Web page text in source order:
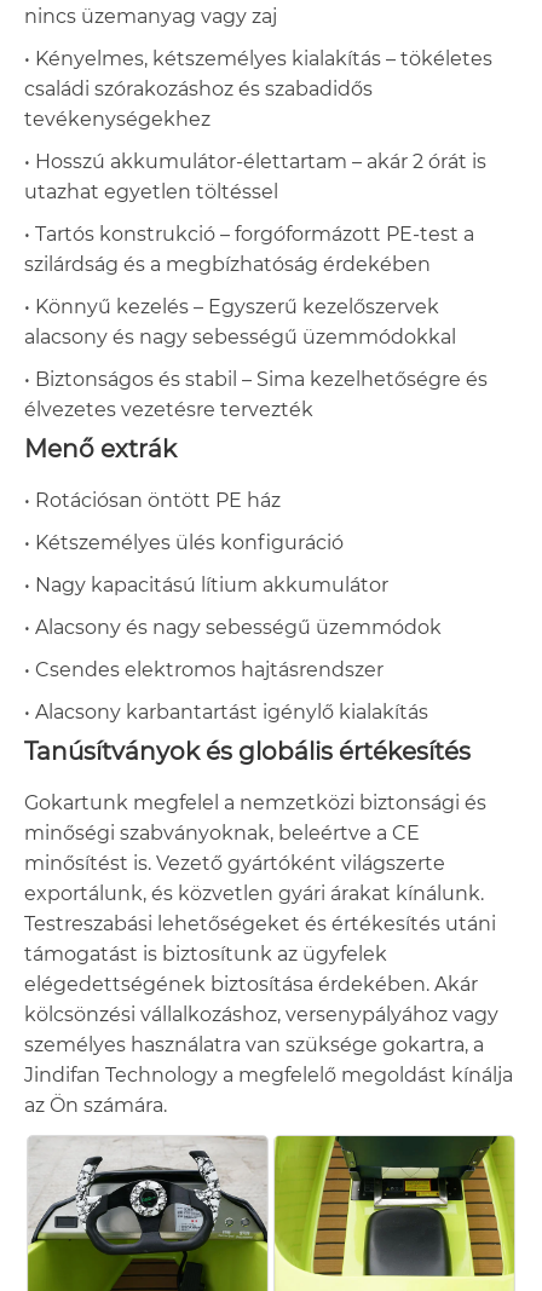
nincs üzemanyag vagy zaj
• Kényelmes, kétszemélyes kialakítás – tökéletes
családi szórakozáshoz és szabadidős
tevékenységekhez
• Hosszú akkumulátor-élettartam – akár 2 órát is
utazhat egyetlen töltéssel
• Tartós konstrukció – forgóformázott PE-test a
szilárdság és a megbízhatóság érdekében
• Könnyű kezelés – Egyszerű kezelőszervek
alacsony és nagy sebességű üzemmódokkal
• Biztonságos és stabil – Sima kezelhetőségre és
élvezetes vezetésre tervezték
Menő extrák
• Rotációsan öntött PE ház
• Kétszemélyes ülés konfiguráció
• Nagy kapacitású lítium akkumulátor
• Alacsony és nagy sebességű üzemmódok
• Csendes elektromos hajtásrendszer
• Alacsony karbantartást igénylő kialakítás
Tanúsítványok és globális értékesítés
Gokartunk megfelel a nemzetközi biztonsági és
minőségi szabványoknak, beleértve a CE
minősítést is. Vezető gyártóként világszerte
exportálunk, és közvetlen gyári árakat kínálunk.
Testreszabási lehetőségeket és értékesítés utáni
támogatást is biztosítunk az ügyfelek
elégedettségének biztosítása érdekében. Akár
kölcsönzési vállalkozáshoz, versenypályához vagy
személyes használatra van szüksége gokartra, a
Jindifan Technology a megfelelő megoldást kínálja
az Ön számára.